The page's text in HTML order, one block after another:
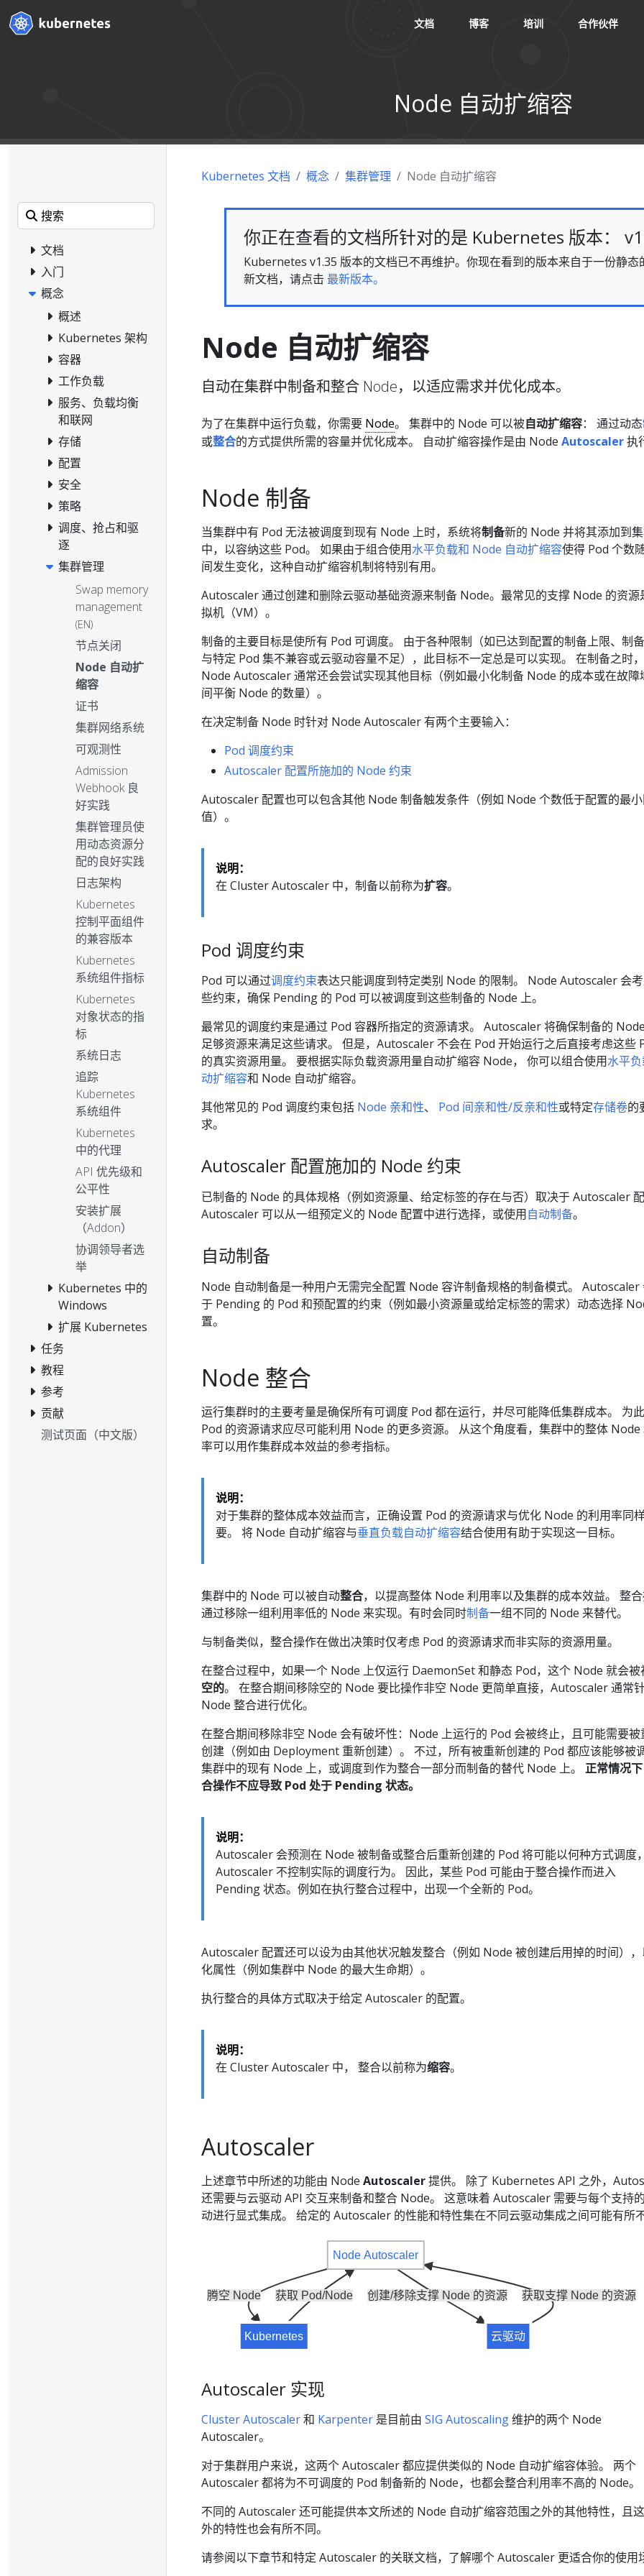
文档 博客 培训 合作伙伴
Node 自动扩缩容
文档
入门
概念
概述
Kubernetes 架构
容器
工作负载
服务、负载均衡
和联网
存储
配置
安全
策略
调度、抢占和驱
逐
集群管理
Swap memory
management
(EN)
节点关闭
Node 自动扩
缩容
证书
集群网络系统
可观测性
Admission
Webhook 良
好实践
集群管理员使
用动态资源分
配的良好实践
日志架构
Kubernetes
控制平面组件
的兼容版本
Kubernetes
系统组件指标
Kubernetes
对象状态的指
标
系统日志
追踪
Kubernetes
系统组件
Kubernetes
中的代理
API 优先级和
公平性
安装扩展
（Addon）
协调领导者选
举
Kubernetes 中的
Windows
扩展 Kubernetes
任务
教程
参考
贡献
测试页面（中文版）
Kubernetes 文档 概念 集群管理 Node 自动扩缩容
你正在查看的文档所针对的是 Kubernetes 版本：
Kubernetes v1.35 版本的文档已不再维护。你现在看到的版本来自于一份静态
新文档，请点击 最新版本。
Node 自动扩缩容
自动在集群中制备和整合 Node，以适应需求并优化成本。
为了在集群中运行负载，你需要 Node。 集群中的 Node 可以被自动扩缩容： 通过动态
或整合的方式提供所需的容量并优化成本。 自动扩缩容操作是由 Node Autoscaler执
Node 制备
当集群中有 Pod 无法被调度到现有 Node 上时，系统将制备新的 Node 并将其添加到
中，以容纳这些 Pod。 如果由于组合使用水平负载和 Node 自动扩缩容使得 Pod 个数
间发生变化，这种自动扩缩容机制将特别有用。
Autoscaler 通过创建和删除云驱动基础资源来制备 Node。最常见的支撑 Node 的资源
拟机（VM）。
制备的主要目标是使所有 Pod 可调度。 由于各种限制（如已达到配置的制备上限、制
与特定 Pod 集不兼容或云驱动容量不足），此目标不一定总是可以实现。 在制备之时，
Node Autoscaler 通常还会尝试实现其他目标（例如最小化制备 Node 的成本或在故障
间平衡 Node 的数量）。
在决定制备 Node 时针对 Node Autoscaler 有两个主要输入：
Pod 调度约束
Autoscaler 配置所施加的 Node 约束
Autoscaler 配置也可以包含其他 Node 制备触发条件（例如 Node 个数低于配置的最
值）。
说明：
在 Cluster Autoscaler 中，制备以前称为扩容。
Pod 调度约束
Pod 可以通过调度约束表达只能调度到特定类别 Node 的限制。 Node Autoscaler 会
些约束，确保 Pending 的 Pod 可以被调度到这些制备的 Node 上。
最常见的调度约束是通过 Pod 容器所指定的资源请求。 Autoscaler 将确保制备的
足够资源来满足这些请求。 但是，Autoscaler 不会在 Pod 开始运行之后直接考虑这些
的真实资源用量。 要根据实际负载资源用量自动扩缩容 Node， 你可以组合使用水平负
动扩缩容和 Node 自动扩缩容。
其他常见的 Pod 调度约束包括 Node 亲和性、 Pod 间亲和性/反亲和性或特定存储卷的
求。
Autoscaler 配置施加的 Node 约束
已制备的 Node 的具体规格（例如资源量、给定标签的存在与否）取决于 Autoscaler 配
Autoscaler 可以从一组预定义的 Node 配置中进行选择，或使用自动制备。
自动制备
Node 自动制备是一种用户无需完全配置 Node 容许制备规格的制备模式。 Autoscaler
于 Pending 的 Pod 和预配置的约束（例如最小资源量或给定标签的需求）动态选择
置。
Node 整合
运行集群时的主要考量是确保所有可调度 Pod 都在运行，并尽可能降低集群成本。 为此
Pod 的资源请求应尽可能利用 Node 的更多资源。 从这个角度看，集群中的整体 Node
率可以用作集群成本效益的参考指标。
说明：
对于集群的整体成本效益而言，正确设置 Pod 的资源请求与优化 Node 的利用率同
要。 将 Node 自动扩缩容与垂直负载自动扩缩容结合使用有助于实现这一目标。
集群中的 Node 可以被自动整合，以提高整体 Node 利用率以及集群的成本效益。 整
通过移除一组利用率低的 Node 来实现。有时会同时制备一组不同的 Node 来替代。
与制备类似，整合操作在做出决策时仅考虑 Pod 的资源请求而非实际的资源用量。
在整合过程中，如果一个 Node 上仅运行 DaemonSet 和静态 Pod，这个 Node 就会被
空的。 在整合期间移除空的 Node 要比操作非空 Node 更简单直接，Autoscaler 通常
Node 整合进行优化。
在整合期间移除非空 Node 会有破坏性：Node 上运行的 Pod 会被终止，且可能需要被
创建（例如由 Deployment 重新创建）。 不过，所有被重新创建的 Pod 都应该能够被
集群中的现有 Node 上，或调度到作为整合一部分而制备的替代 Node 上。 正常情况
合操作不应导致 Pod 处于 Pending 状态。
说明：
Autoscaler 会预测在 Node 被制备或整合后重新创建的 Pod 将可能以何种方式调度
Autoscaler 不控制实际的调度行为。 因此，某些 Pod 可能由于整合操作而进入
Pending 状态。例如在执行整合过程中，出现一个全新的 Pod。
Autoscaler 配置还可以设为由其他状况触发整合（例如 Node 被创建后用掉的时间）
化属性（例如集群中 Node 的最大生命期）。
执行整合的具体方式取决于给定 Autoscaler 的配置。
说明：
在 Cluster Autoscaler 中， 整合以前称为缩容。
Autoscaler
上述章节中所述的功能由 Node Autoscaler提供。 除了 Kubernetes API 之外，
还需要与云驱动 API 交互来制备和整合 Node。 这意味着 Autoscaler 需要与每个支持
动进行显式集成。 给定的 Autoscaler 的性能和特性集在不同云驱动集成之间可能有所不
获取 Pod/Node
腾空 Node 创建/移除支撑 Node 的资源 获取支撑 Node 的资源
Node Autoscaler
Kubernetes 云驱动
Autoscaler 实现
Cluster Autoscaler和 Karpenter 是目前由 SIG Autoscaling维护的两个 Node
Autoscaler。
对于集群用户来说，这两个 Autoscaler 都应提供类似的 Node 自动扩缩容体验。 两个
Autoscaler 都将为不可调度的 Pod 制备新的 Node，也都会整合利用率不高的 Node。
不同的 Autoscaler 还可能提供本文所述的 Node 自动扩缩容范围之外的其他特性，且
外的特性也会有所不同。
请参阅以下章节和特定 Autoscaler 的关联文档，了解哪个 Autoscaler 更适合你的使用